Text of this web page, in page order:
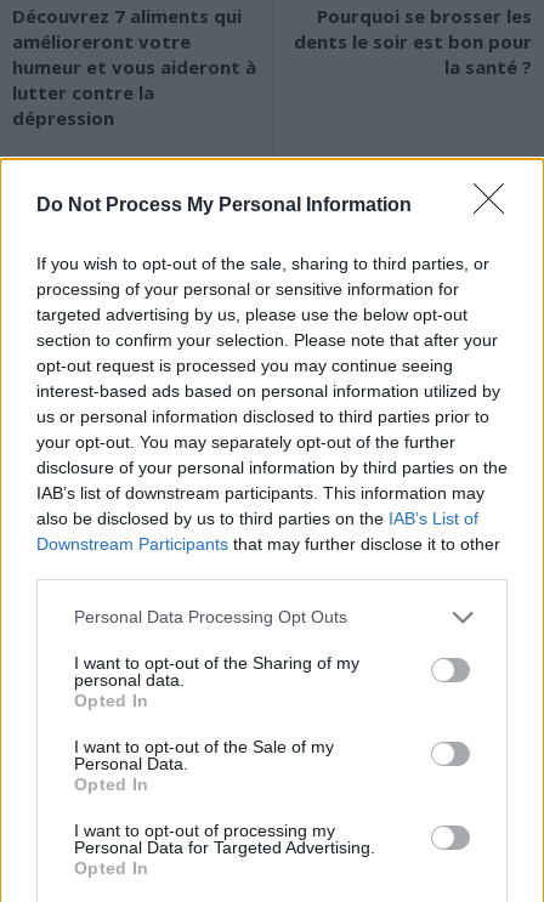
Do Not Process My Personal Information
If you wish to opt-out of the sale, sharing to third parties, or
processing of your personal or sensitive information for
targeted advertising by us, please use the below opt-out
section to confirm your selection. Please note that after your
opt-out request is processed you may continue seeing
interest-based ads based on personal information utilized by
us or personal information disclosed to third parties prior to
your opt-out. You may separately opt-out of the further
disclosure of your personal information by third parties on the
IAB’s list of downstream participants. This information may
also be disclosed by us to third parties on the IAB’s List of
Downstream Participants that may further disclose it to other
Personal Data Processing Opt Outs
I want to opt-out of the Sharing of my
personal data.
Opted In
I want to opt-out of the Sale of my
Personal Data.
Opted In
I want to opt-out of processing my
Personal Data for Targeted Advertising.
Opted In
Découvrez 7 aliments qui
amélioreront votre
humeur et vous aideront à
lutter contre la
dépression
Pourquoi se brosser les
dents le soir est bon pour
la santé ?
News Santé
https://news-sante.fr
ARTICLES CONNEXES PLUS DE L'AUTEUR
Canicule : les conseils
cardiologues pour
éviter le danger
Éclipse du 12 août :
lunettes de sécurité
Un chewing-gum
combattre le cancer
Populaires
Médicament retiré en urgence pour risques graves et données falsifiées